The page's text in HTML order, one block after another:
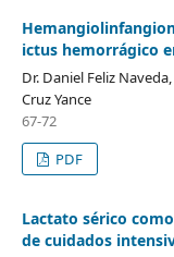
ictus hemorrágico
Dr. Daniel Feliz
Cruz Yance
67-72
PDF
Lactato sérico
de cuidados